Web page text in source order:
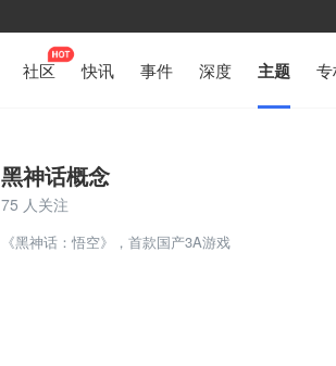
社区 快讯 事件 深度 主题
黑神话概念
75 人关注
《黑神话：悟空》，首款国产3A游戏